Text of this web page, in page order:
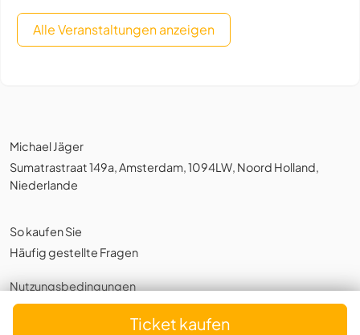
Ticket kaufen
Alle Veranstaltungen anzeigen
Michael Jäger
Sumatrastraat 149a, Amsterdam, 1094LW, Noord Holland,
Niederlande
So kaufen Sie
Häufig gestellte Fragen
Nutzungsbedingungen
Datenschutzerklärung,Cookies